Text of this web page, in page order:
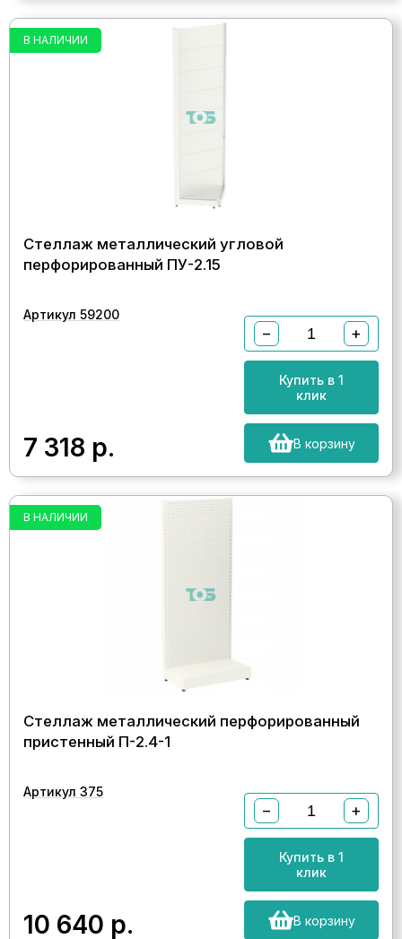
В НАЛИЧИИ
Стеллаж металлический угловой
перфорированный ПУ-2.15
Артикул 59200
7 318 р.
− +
Купить в 1
клик
В корзину
В НАЛИЧИИ
Стеллаж металлический перфорированный
пристенный П-2.4-1
Артикул 375
10 640 р.
− +
Купить в 1
клик
В корзину